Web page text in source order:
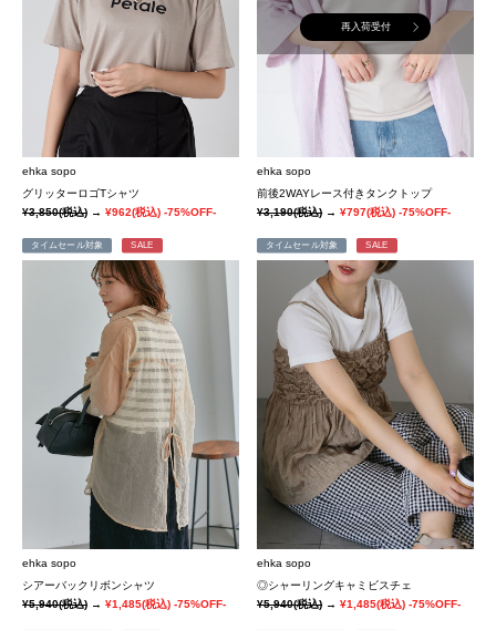
ehka sopo
グリッターロゴTシャツ
¥3,850(税込) → ¥962(税込) -75%OFF-
再入荷受付
ehka sopo
前後2WAYレース付きタンクトップ
¥3,190(税込)→¥797(税込) -75%OFF-
タイムセール対象 SALE
ehka sopo
シアーバックリボンシャツ
¥5,940(税込) → ¥1,485(税込) -75%OFF-
タイムセール対象 SALE
ehka sopo
◎シャーリングキャミビスチェ
¥5,940(税込)→¥1,485(税込) -75%OFF-